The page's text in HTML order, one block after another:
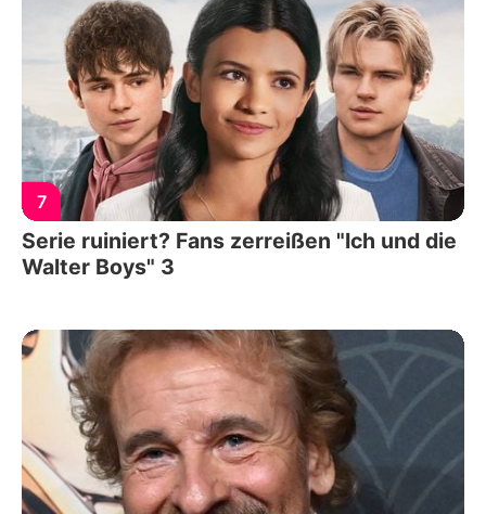
7
Serie ruiniert? Fans zerreißen "Ich und die
Walter Boys" 3